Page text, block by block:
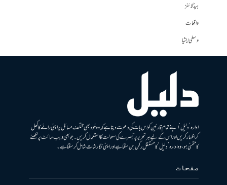
ہیڈلائنز
واقعات
وسطی ایشیا
ادارہ ’دلیل‘ اپنے تمام قارئین کو اس بات کی دعوت دیتا ہے کہ وہ خود بھی مختلف مسائل پر اپنی رائے کا کھل
کر اظہار کریں اور اس کے لیے ہر تحریر پر تبصرے کی سہولت کا استعمال کریں۔ جو بھی ویب سائٹ پر لکھنے
کا متمنی ہو، وہ ادارہ ’دلیل‘ کا مستقل رکن بن سکتا ہے اور اپنی نگارشات شامل کرسکتا ہے۔
صفحات